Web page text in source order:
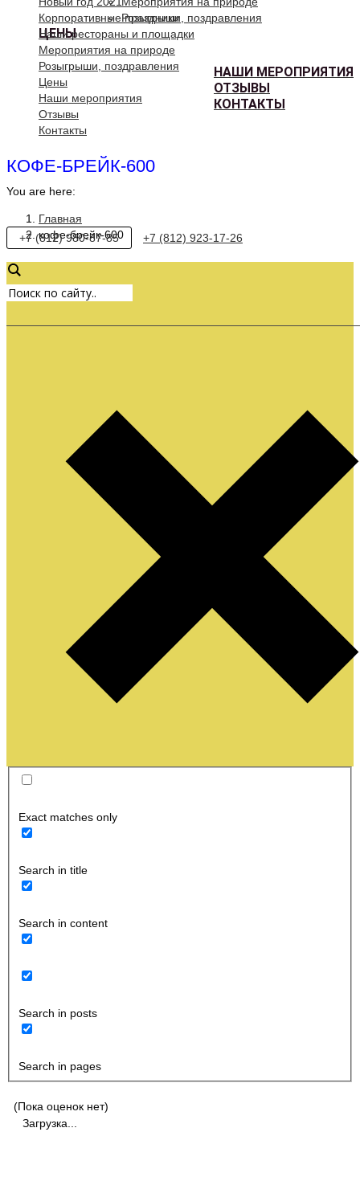
Розыгрыши, поздравления
ЦЕНЫ
НАШИ МЕРОПРИЯТИЯ
ОТЗЫВЫ
КОНТАКТЫ
Корпоративные праздники
Наши рестораны и площадки
Мероприятия на природе
Розыгрыши, поздравления
Цены
Наши мероприятия
Отзывы
Контакты
КОФЕ-БРЕЙК-600
You are here:
Главная
кофе-брейк-600
+7 (812) 980-87-85 +7 (812) 923-17-26
Exact matches only
Search in title
Search in content
Search in posts
Search in pages
(Пока оценок нет)
Загрузка...